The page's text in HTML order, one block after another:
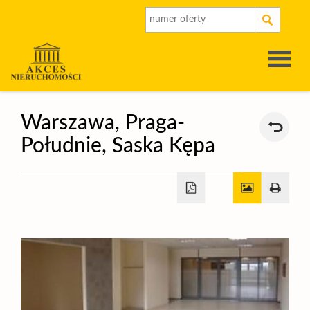
firmie
Oferty
Warszawa, Praga-
Południe, Saska Kępa